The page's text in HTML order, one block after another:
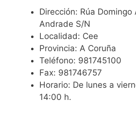
Dirección: Rúa Domingo
Andrade S/N
Localidad: Cee
Provincia: A Coruña
Teléfono: 981745100
Fax: 981746757
Horario: De lunes a
14:00 h.